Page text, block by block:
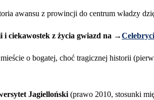
awansu z prowincji do centrum władzy
ciekawostek z życia gwiazd na →Celebryci
o bogatej, choć tragicznej historii
Jagielloński (prawo 2010, stosunki